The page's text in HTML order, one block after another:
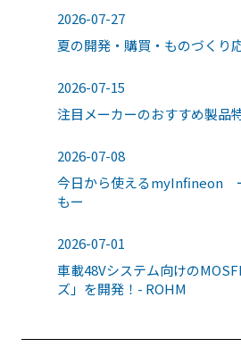
2026-07-27
夏の開発・購買・ものづくり
2026-07-15
注目メーカーのおすすめ製品
2026-07-08
今日から使えるmyInfineon
もー
2026-07-01
車載48Vシステム向けの
ズ」を開発！- ROHM